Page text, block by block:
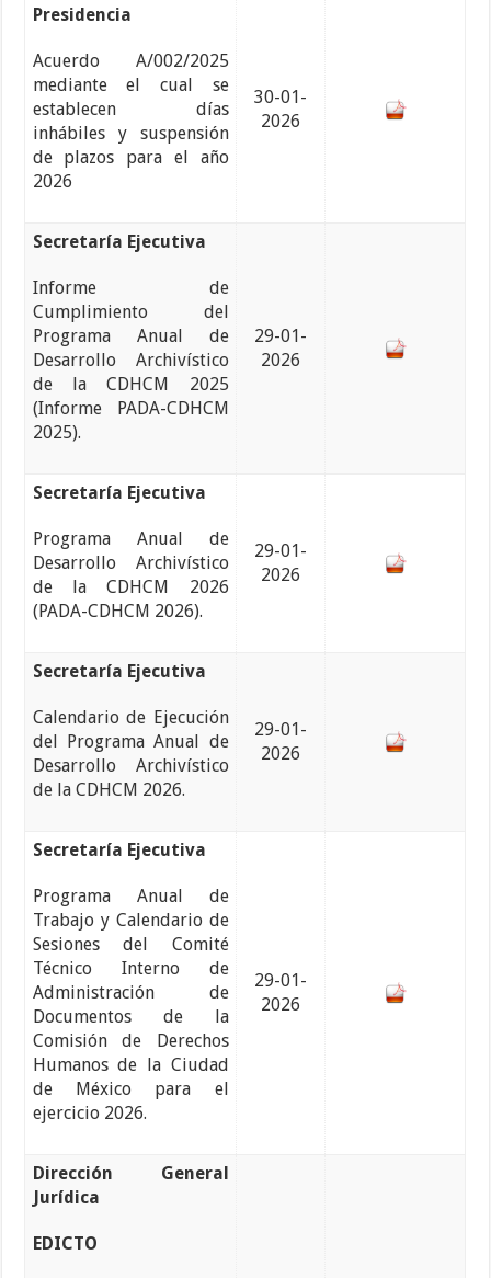
Presidencia
Acuerdo A/002/2025
mediante el cual se
establecen días
inhábiles y suspensión
de plazos para el año
2026
30-01-
2026
Secretaría Ejecutiva
Informe de
Cumplimiento del
Programa Anual de
Desarrollo Archivístico
de la CDHCM 2025
(Informe PADA-CDHCM
2025).
29-01-
2026
Secretaría Ejecutiva
Programa Anual de
Desarrollo Archivístico
de la CDHCM 2026
(PADA-CDHCM 2026).
29-01-
2026
Secretaría Ejecutiva
Calendario de Ejecución
del Programa Anual de
Desarrollo Archivístico
de la CDHCM 2026.
29-01-
2026
Secretaría Ejecutiva
Programa Anual de
Trabajo y Calendario de
Sesiones del Comité
Técnico Interno de
Administración de
Documentos de la
Comisión de Derechos
Humanos de la Ciudad
de México para el
ejercicio 2026.
29-01-
2026
Dirección General
Jurídica
EDICTO